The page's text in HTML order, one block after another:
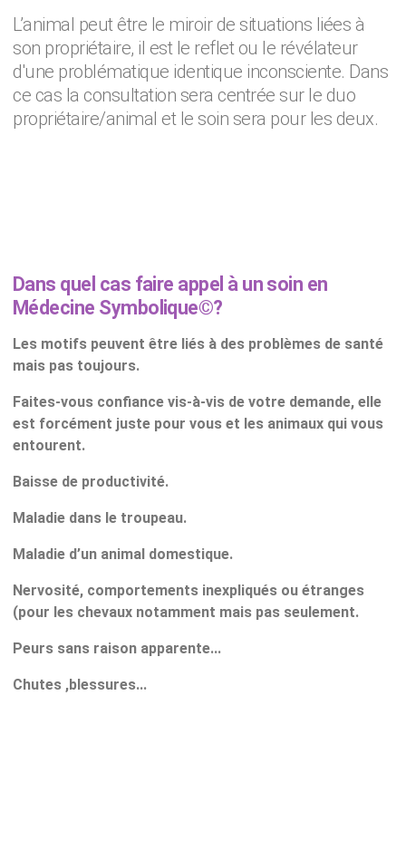
L’animal peut être le miroir de situations liées à
son propriétaire, il est le reflet ou le révélateur
d'une problématique identique inconsciente. Dans
ce cas la consultation sera centrée sur le duo
propriétaire/animal et le soin sera pour les deux.
Dans quel cas faire appel à un soin en
Médecine Symbolique©?
Les motifs peuvent être liés à des problèmes de santé
mais pas toujours.
Faites-vous confiance vis-à-vis de votre demande, elle
est forcément juste pour vous et les animaux qui vous
entourent.
Baisse de productivité.
Maladie dans le troupeau.
Maladie d’un animal domestique.
Nervosité, comportements inexpliqués ou étranges
(pour les chevaux notamment mais pas seulement.
Peurs sans raison apparente...
Chutes ,blessures...